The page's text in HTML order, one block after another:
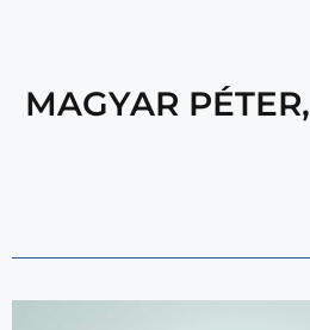
MAGYAR PÉTER,